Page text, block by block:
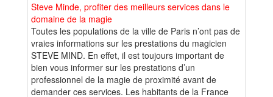
Steve Minde, profiter des meilleurs services dans le
domaine de la magie
Toutes les populations de la ville de Paris n’ont pas de
vraies informations sur les prestations du magicien
STEVE MIND. En effet, il est toujours important de
bien vous informer sur les prestations d’un
professionnel de la magie de proximité avant de
demander ces services. Les habitants de la France